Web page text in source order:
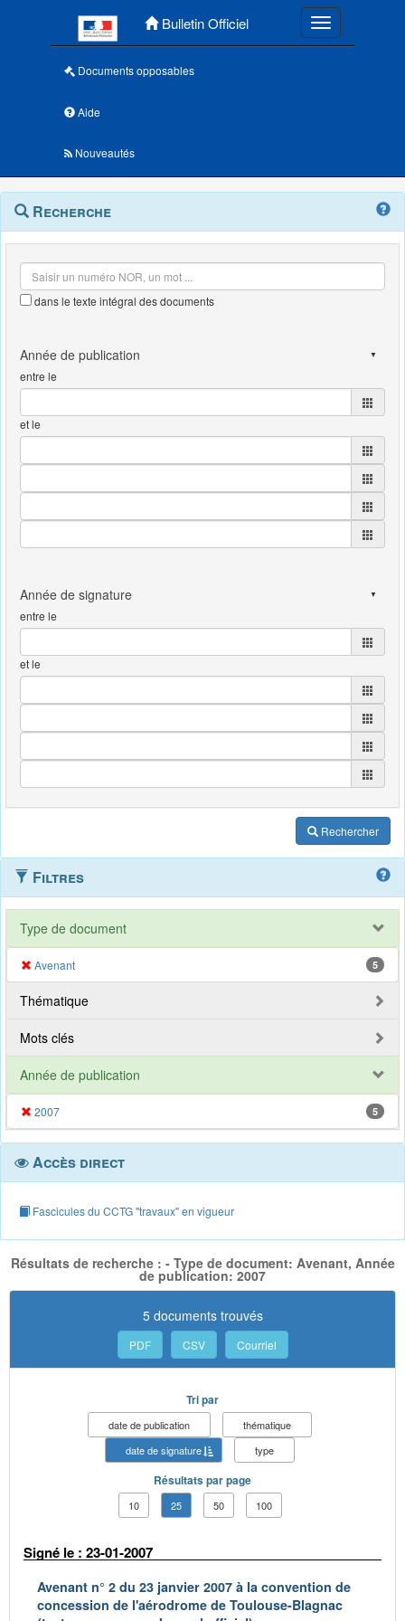
Bulletin Officiel Toggle
Documents opposables
Aide
Nouveautés
Navigation
outils
Menu
contextuel
Recherche
dans le texte intégral des documents
entre le
et le
entre le
et le
Rechercher
Filtres
Type de document
Avenant 5
Thématique
Mots clés
Année de publication
2007 5
Accès direct
Fascicules du CCTG "travaux" en vigueur
Résultats de recherche : - Type de document: Avenant, Année
de publication: 2007
5 documents trouvés
PDF CSV Courriel
Tri par
date de publication
thématique
date de signature
type
Résultats par page
10 25 50 100
Signé le : 23-01-2007
Avenant n° 2 du 23 janvier 2007 à la convention de
concession de l'aérodrome de Toulouse-Blagnac